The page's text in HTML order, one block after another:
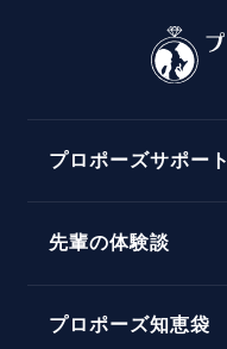
プロポーズサポート
先輩の体験談
プロポーズ知恵袋